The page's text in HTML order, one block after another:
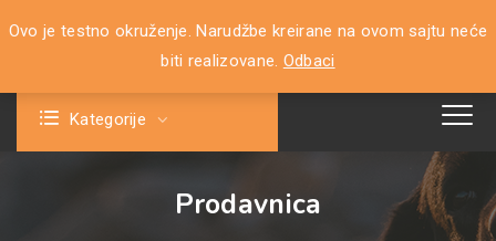
Ovo je testno okruženje. Narudžbe kreirane na ovom sajtu neće
biti realizovane. Odbaci
0
Kategorije
Prodavnica